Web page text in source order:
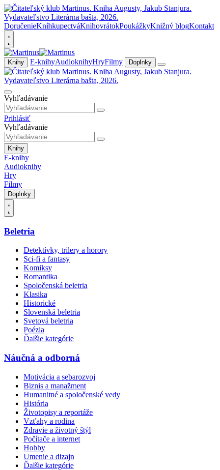
DoručenieKníhkupectváKnihovrátokPoukážkyKnižný blogKontakt
Knihy E-knihyAudioknihyHryFilmy Doplnky
Vyhľadávanie
Prihlásiť
Vyhľadávanie
Knihy
E-knihy
Audioknihy
Hry
Filmy
Doplnky
Beletria
Detektívky, trilery a horory
Sci-fi a fantasy
Komiksy
Romantika
Spoločenská beletria
Klasika
Historické
Slovenská beletria
Svetová beletria
Poézia
Ďalšie kategórie
Náučná a odborná
Motivácia a sebarozvoj
Biznis a manažment
Humanitné a spoločenské vedy
História
Životopisy a reportáže
Vzťahy a rodina
Zdravie a životný štýl
Počítače a internet
Hobby
Umenie a dizajn
Ďalšie kategórie